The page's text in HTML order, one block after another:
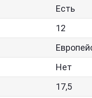
Есть
12
Нет
17,5